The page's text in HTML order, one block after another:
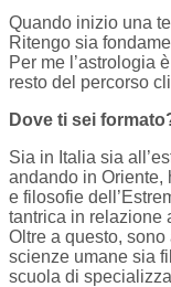
Quando inizio una
Ritengo sia
Per me l’astrologia
resto del percorso
Dove ti sei
Sia in Italia sia
andando in Oriente,
e filosofie
tantrica in relazione
Oltre a questo,
scienze umane sia
scuola di